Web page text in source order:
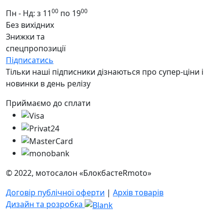
Пн - Нд: з 1100 по 1900
Без вихідних
Знижки та
спецпропозиції
Підписатись
Тільки наші підписники дізнаються про супер-ціни і
новинки в день релізу
Приймаємо до сплати
© 2022, мотосалон «БлокбастеRmoto»
Договір публічної оферти | Архів товарів
Дизайн та розробка